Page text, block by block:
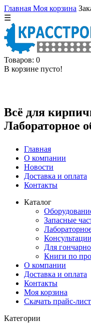
Главная Моя корзина
☰
Товаров: 0
В корзине пусто!
Всё для
Лабораторное
Главная
О компании
Новости
Доставка и оплата
Контакты
Каталог
Запасные
Для
Книги по
О компании
Доставка и оплата
Контакты
Моя корзина
Скачать прайс-лист
Категории